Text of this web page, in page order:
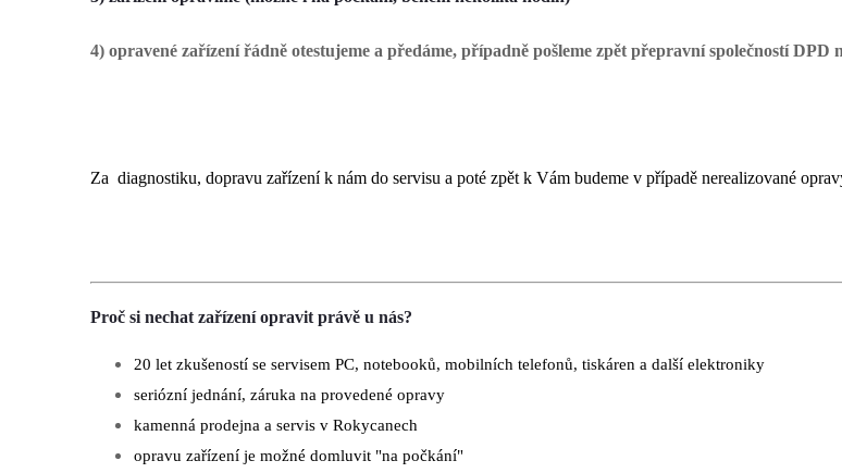
4) opravené zařízení řádně otestujeme a předáme, případně pošleme zpět přepravní společností DPD
Za diagnostiku, dopravu zařízení k nám do servisu a poté zpět k Vám budeme v případě nerealizované
Proč si nechat zařízení opravit právě u nás?
20 let zkušeností se servisem PC, notebooků, mobilních telefonů, tiskáren a další elektroniky
seriózní jednání, záruka na provedené opravy
kamenná prodejna a servis v Rokycanech
opravu zařízení je možné domluvit "na počkání"